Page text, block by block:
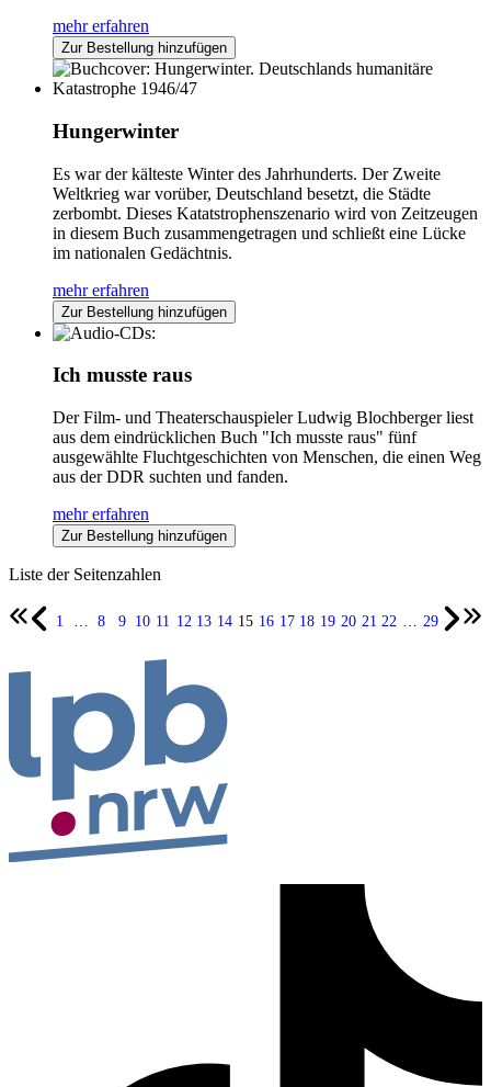
mehr erfahren
Zur Bestellung hinzufügen
Hungerwinter
Es war der kälteste Winter des Jahrhunderts. Der Zweite
Weltkrieg war vorüber, Deutschland besetzt, die Städte
zerbombt. Dieses Katatstrophenszenario wird von Zeitzeugen
in diesem Buch zusammengetragen und schließt eine Lücke
im nationalen Gedächtnis.
mehr erfahren
Zur Bestellung hinzufügen
Ich musste raus
Der Film- und Theaterschauspieler Ludwig Blochberger liest
aus dem eindrücklichen Buch "Ich musste raus" fünf
ausgewählte Fluchtgeschichten von Menschen, die einen Weg
aus der DDR suchten und fanden.
mehr erfahren
Zur Bestellung hinzufügen
Liste der Seitenzahlen
1 8 9 10 11 12 13 14 15 16 17 18 19 20 21 22 29